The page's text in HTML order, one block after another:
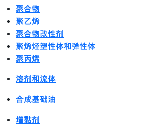
聚合物
聚乙烯
聚合物改性剂
聚烯烃塑性体和弹性体
聚丙烯
溶剂和流体
合成基础油
增黏剂